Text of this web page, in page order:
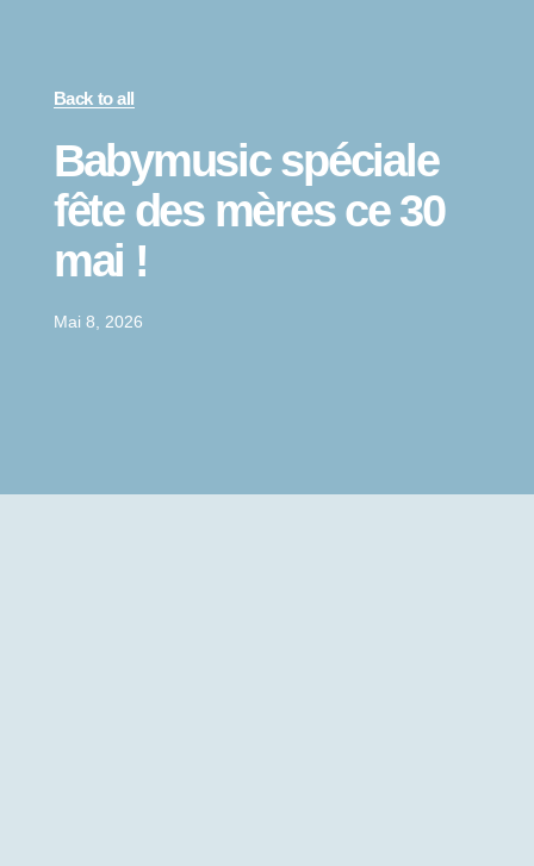
Back to all
Babymusic spéciale
fête des mères ce 30
mai !
Mai 8, 2026